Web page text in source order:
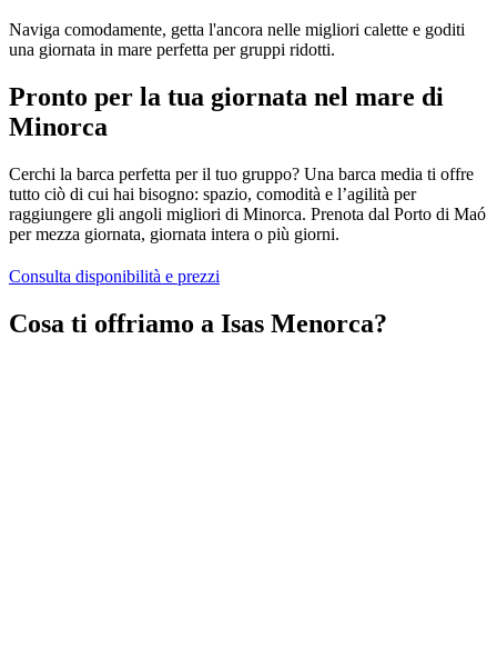
Naviga comodamente, getta l'ancora nelle migliori calette e goditi
una giornata in mare perfetta per gruppi ridotti.
Pronto per la tua giornata nel mare di
Minorca
Cerchi la barca perfetta per il tuo gruppo? Una barca media ti offre
tutto ciò di cui hai bisogno: spazio, comodità e l’agilità per
raggiungere gli angoli migliori di Minorca. Prenota dal Porto di Maó
per mezza giornata, giornata intera o più giorni.
Consulta disponibilità e prezzi
Cosa ti offriamo a Isas Menorca?